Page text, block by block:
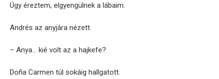
Úgy éreztem, elgyengülnek a lábaim.
Andrés az anyjára nézett.
– Anya… kié volt az a hajkefe?
Doña Carmen túl sokáig hallgatott.